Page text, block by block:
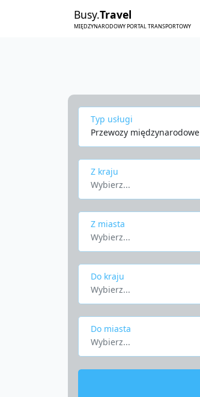
Busy.Travel
MIĘDZYNARODOWY PORTAL TRANSPORTOWY
Typ usługi
Przewozy międzynarodowe
Z kraju
Wybierz...
Z miasta
Wybierz...
Do kraju
Wybierz...
Do miasta
Wybierz...